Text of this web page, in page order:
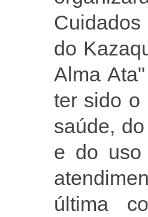
do
Alma
ter sido o
saúde,
e do uso
última